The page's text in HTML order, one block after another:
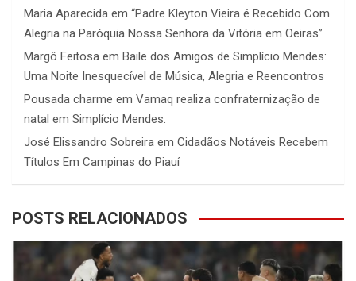
Maria Aparecida em “Padre Kleyton Vieira é Recebido Com
Alegria na Paróquia Nossa Senhora da Vitória em Oeiras”
Margô Feitosa em Baile dos Amigos de Simplício Mendes:
Uma Noite Inesquecível de Música, Alegria e Reencontros
Pousada charme em Vamaq realiza confraternização de
natal em Simplício Mendes.
José Elissandro Sobreira em Cidadãos Notáveis Recebem
Títulos Em Campinas do Piauí
POSTS RELACIONADOS